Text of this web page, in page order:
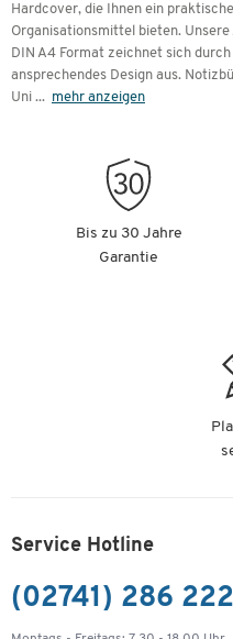
Hardcover, die Ihnen ein
Organisationsmittel bieten.
DIN A4 Format zeichnet sich
ansprechendes Design aus.
Uni ... mehr anzeigen
Bis zu 30 Jahre
Garantie
Service Hotline
(02741) 286 222